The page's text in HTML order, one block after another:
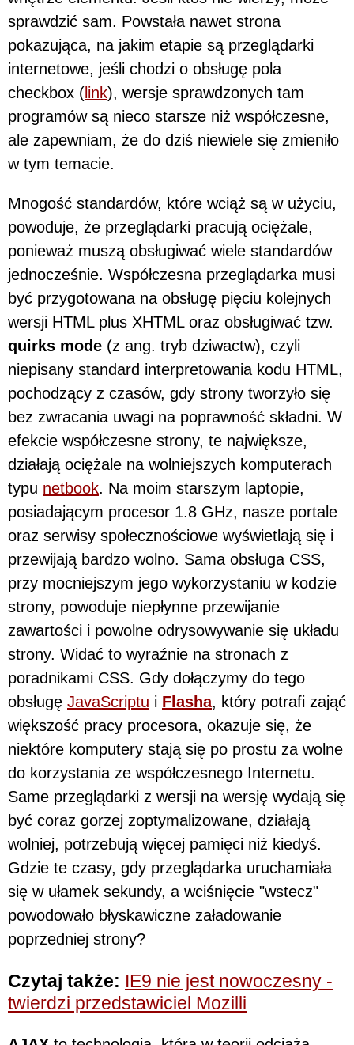
sprawdzić sam. Powstała nawet strona
pokazująca, na jakim etapie są przeglądarki
internetowe, jeśli chodzi o obsługę pola
checkbox (link), wersje sprawdzonych tam
programów są nieco starsze niż współczesne,
ale zapewniam, że do dziś niewiele się zmieniło
w tym temacie.
Mnogość standardów, które wciąż są w użyciu,
powoduje, że przeglądarki pracują ociężale,
ponieważ muszą obsługiwać wiele standardów
jednocześnie. Współczesna przeglądarka musi
być przygotowana na obsługę pięciu kolejnych
wersji HTML plus XHTML oraz obsługiwać tzw.
quirks mode (z ang. tryb dziwactw), czyli
niepisany standard interpretowania kodu HTML,
pochodzący z czasów, gdy strony tworzyło się
bez zwracania uwagi na poprawność składni. W
efekcie współczesne strony, te największe,
działają ociężale na wolniejszych komputerach
typu netbook. Na moim starszym laptopie,
posiadającym procesor 1.8 GHz, nasze portale
oraz serwisy społecznościowe wyświetlają się i
przewijają bardzo wolno. Sama obsługa CSS,
przy mocniejszym jego wykorzystaniu w kodzie
strony, powoduje niepłynne przewijanie
zawartości i powolne odrysowywanie się układu
strony. Widać to wyraźnie na stronach z
poradnikami CSS. Gdy dołączymy do tego
obsługę JavaScriptu i Flasha, który potrafi zająć
większość pracy procesora, okazuje się, że
niektóre komputery stają się po prostu za wolne
do korzystania ze współczesnego Internetu.
Same przeglądarki z wersji na wersję wydają się
być coraz gorzej zoptymalizowane, działają
wolniej, potrzebują więcej pamięci niż kiedyś.
Gdzie te czasy, gdy przeglądarka uruchamiała
się w ułamek sekundy, a wciśnięcie "wstecz"
powodowało błyskawiczne załadowanie
poprzedniej strony?
Czytaj także: IE9 nie jest nowoczesny -
twierdzi przedstawiciel Mozilli